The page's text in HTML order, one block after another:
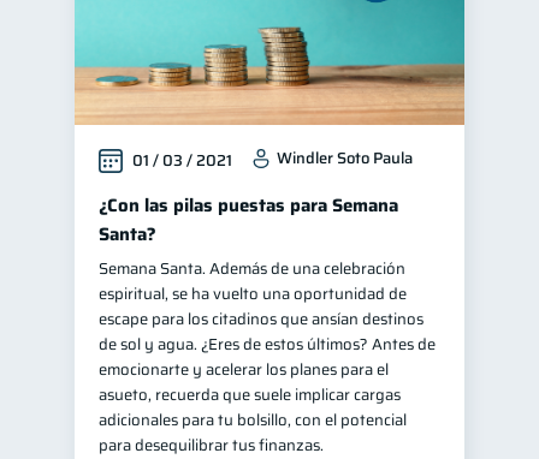
01 / 03 / 2021 Windler Soto Paula
¿Con las pilas puestas para Semana
Santa?
Semana Santa. Además de una celebración
espiritual, se ha vuelto una oportunidad de
escape para los citadinos que ansían destinos
de sol y agua. ¿Eres de estos últimos? Antes de
emocionarte y acelerar los planes para el
asueto, recuerda que suele implicar cargas
adicionales para tu bolsillo, con el potencial
para desequilibrar tus finanzas.